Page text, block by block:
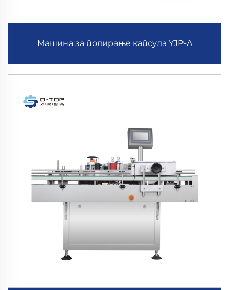
Машина за полирање капсула YJP-A